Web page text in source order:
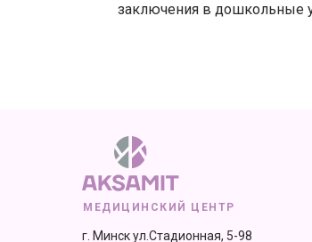
заключения в дошкольные
г. Минск ул.Стадионная, 5-98
МЕДИЦИНСКИЙ ЦЕНТР